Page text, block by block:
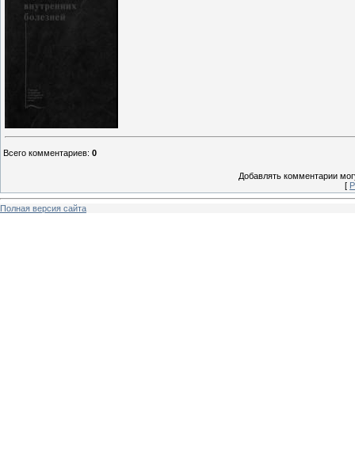
Всего комментариев: 0
Добавлять комментарии
[
Полная версия сайта